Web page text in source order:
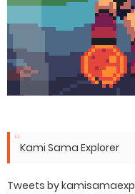
Kami Sama Explorer
Tweets by kamisamaexp